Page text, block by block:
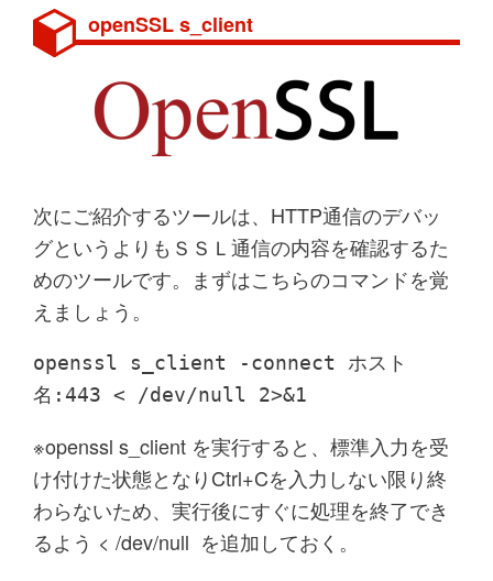
openSSL s_client
次にご紹介するツールは、HTTP通信のデバッ
グというよりもＳＳＬ通信の内容を確認するた
めのツールです。まずはこちらのコマンドを覚
えましょう。
openssl s_client -connect ホスト
名:443 < /dev/null 2>&1
※openssl s_client を実行すると、標準入力を受
け付けた状態となりCtrl+Cを入力しない限り終
わらないため、実行後にすぐに処理を終了でき
るよう < /dev/null を追加しておく。